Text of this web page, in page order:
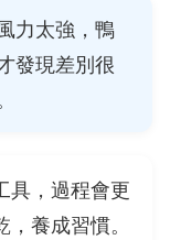
力太強，鴨
發現差別很
具，過程會更
養成習慣。